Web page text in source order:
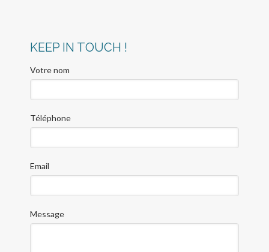
KEEP IN TOUCH !
Votre nom
Téléphone
Email
Message